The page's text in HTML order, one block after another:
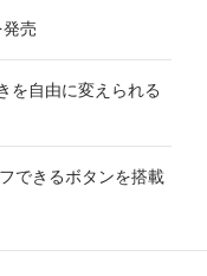
売
を自由に変えられる
できるボタンを搭載